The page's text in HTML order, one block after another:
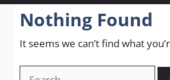
Nothing Found
It seems we can’t find what